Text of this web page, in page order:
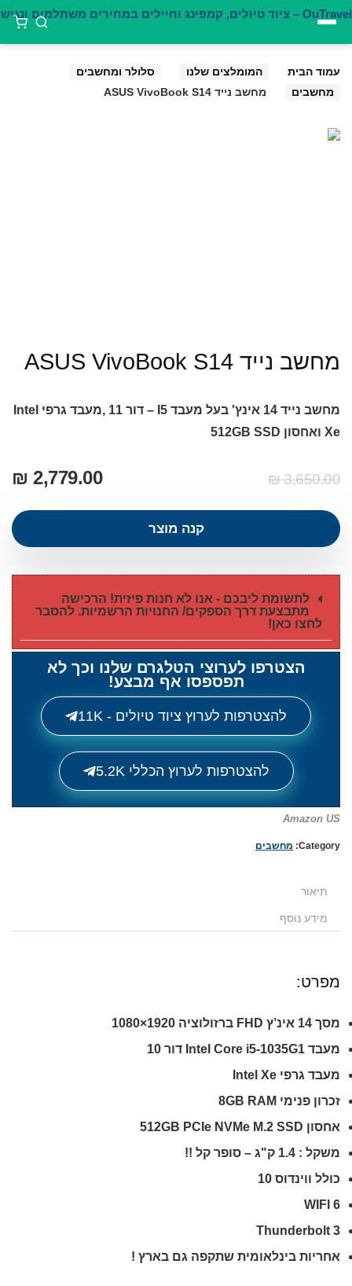
עמוד הבית המומלצים שלנו
סלולר ומחשבים
מחשבים
מחשב נייד ASUS VivoBook S14
מחשב נייד ASUS VivoBook S14
מחשב נייד 14 אינץ' בעל מעבד I5 – דור 11 ,מעבד גרפי Intel
Xe ואחסון 512GB SSD
₪3,650.00
₪ 2,779.00
קנה מוצר
לתשומת ליבכם - אנו לא חנות פיזית! הרכישה
מתבצעת דרך הספקים/ החנויות הרשמיות. להסבר
לחצו כאן!
הצטרפו לערוצי הטלגרם שלנו וכך לא
תפספסו אף מבצע!
להצטרפות לערוץ ציוד טיולים - 11K
להצטרפות לערוץ הכללי 5.2K
Amazon US
Category: מחשבים
תיאור
מידע נוסף
מפרט:
מסך 14 אינ’ץ FHD ברזולוציה 1920×1080
מעבד Intel Core i5-1035G1 דור 10
מעבד גרפי Intel Xe
זכרון פנימי 8GB RAM
אחסון 512GB PCIe NVMe M.2 SSD
משקל : 1.4 ק"ג –
סופר קל !!
כולל ווינדוס 10
WIFI 6
Thunderbolt 3
אחריות בינלאומית שתקפה גם בארץ !